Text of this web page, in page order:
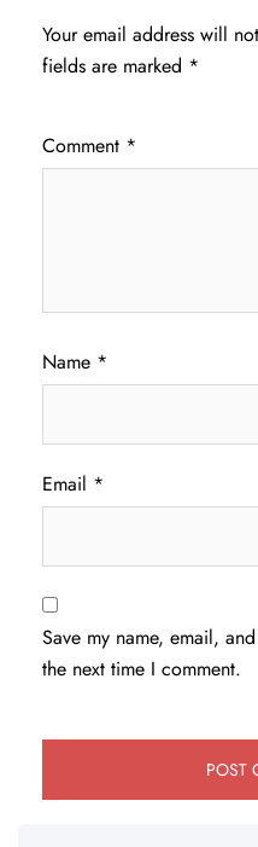
Your email address will
fields are marked *
Comment *
Name *
Email *
Save my name, email,
the next time I comment.